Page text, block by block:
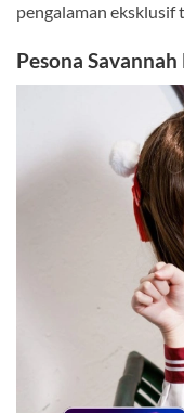
pengalaman eksklusif
Pesona